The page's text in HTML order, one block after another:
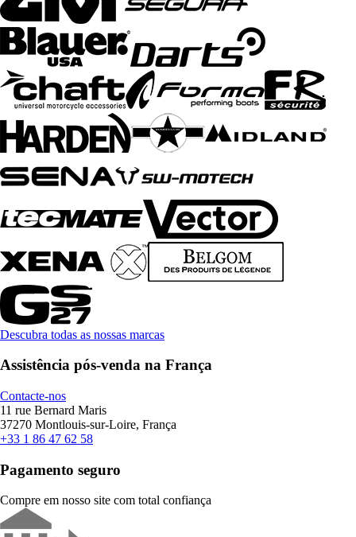
Descubra todas as nossas marcas
Assistência pós-venda na França
Contacte-nos
11 rue Bernard Maris
37270 Montlouis-sur-Loire, França
+33 1 86 47 62 58
Pagamento seguro
Compre em nosso site com total confiança